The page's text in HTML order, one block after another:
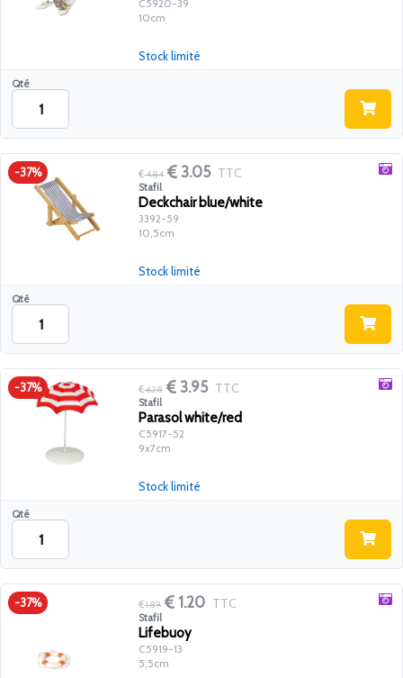
C5920-39
10cm
Qté
Stock limité
-37% 4.84 3.05 TTC
Stafil
Deckchair blue/white
3392-59
10,5cm
Qté
Stock limité
-37% 6.28 3.95 TTC
Stafil
Parasol white/red
C5917-52
9x7cm
Qté
Stock limité
-37% 1.89 1.20 TTC
Stafil
Lifebuoy
C5919-13
5,5cm